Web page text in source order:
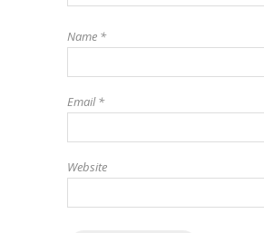
Name *
Email*
Website